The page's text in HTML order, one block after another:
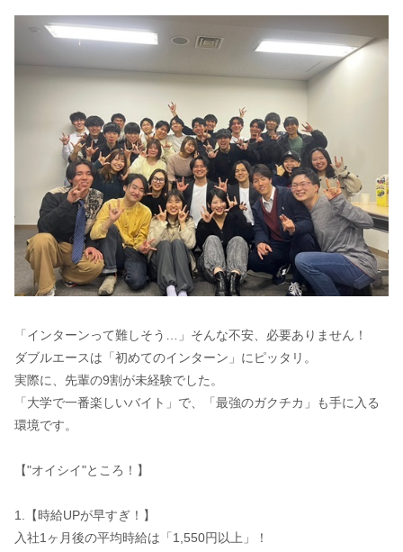
「インターンって難しそう…」そんな不安、必要ありません！
ダブルエースは「初めてのインターン」にピッタリ。
実際に、先輩の9割が未経験でした。
「大学で一番楽しいバイト」で、「最強のガクチカ」も手に入る
環境です。
【"オイシイ"ところ！】
1.【時給UPが早すぎ！】
入社1ヶ月後の平均時給は「1,550円以上」！